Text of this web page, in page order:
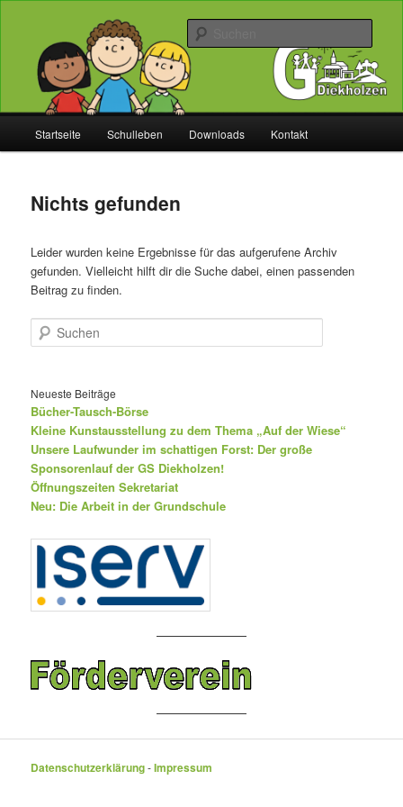
springen
springenGrundschule Diekholzen
Startseite Schulleben Downloads Kontakt
Nichts gefunden
Leider wurden keine Ergebnisse für das aufgerufene Archiv
gefunden. Vielleicht hilft dir die Suche dabei, einen passenden
Beitrag zu finden.
Suchen
Neueste Beiträge
Bücher-Tausch-Börse
Kleine Kunstausstellung zu dem Thema „Auf der Wiese“
Unsere Laufwunder im schattigen Forst: Der große
Sponsorenlauf der GS Diekholzen!
Öffnungszeiten Sekretariat
Neu: Die Arbeit in der Grundschule
Datenschutzerklärung-Impressum